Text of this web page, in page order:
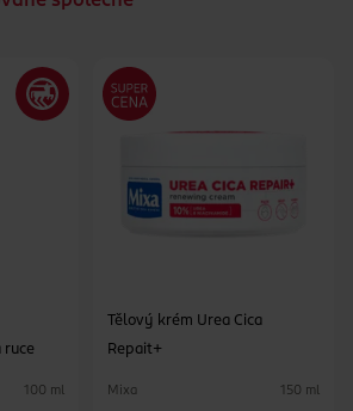
ruce
100 ml
Tělový krém Urea Cica
Repait+
Mixa 150 ml